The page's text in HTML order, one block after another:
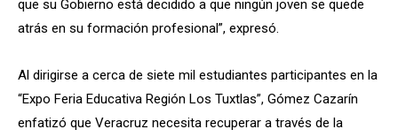
que su Gobierno está decidido a que ningún joven se quede
atrás en su formación profesional”, expresó.
Al dirigirse a cerca de siete mil estudiantes participantes en la
“Expo Feria Educativa Región Los Tuxtlas”, Gómez Cazarín
enfatizó que Veracruz necesita recuperar a través de la